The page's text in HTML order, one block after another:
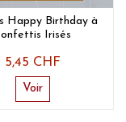
Happy Birthday à
Irisés
5,45 CHF
Voir